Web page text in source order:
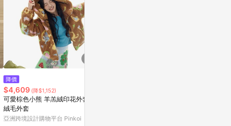
降價
$4,609 (降$1,152)
可愛棕色小熊 羊羔絨印花外套 加
絨毛外套
亞洲跨境設計購物平台 Pinkoi